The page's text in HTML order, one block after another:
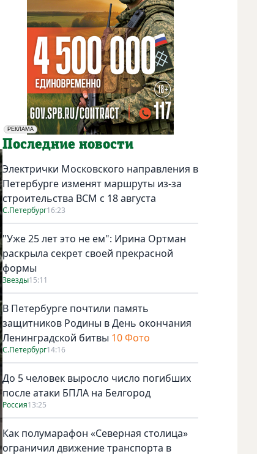
РЕКЛАМА
Социальная реклама
Последние новости
Электрички Московского направления в
Петербурге изменят маршруты из-за
строительства ВСМ с 18 августа
С.Петербург16:23
"Уже 25 лет это не ем": Ирина Ортман
раскрыла секрет своей прекрасной
формы
Звезды15:11
В Петербурге почтили память
защитников Родины в День окончания
Ленинградской битвы 10 Фото
С.Петербург14:16
До 5 человек выросло число погибших
после атаки БПЛА на Белгород
Россия13:25
Как полумарафон «Северная столица»
ограничил движение транспорта в